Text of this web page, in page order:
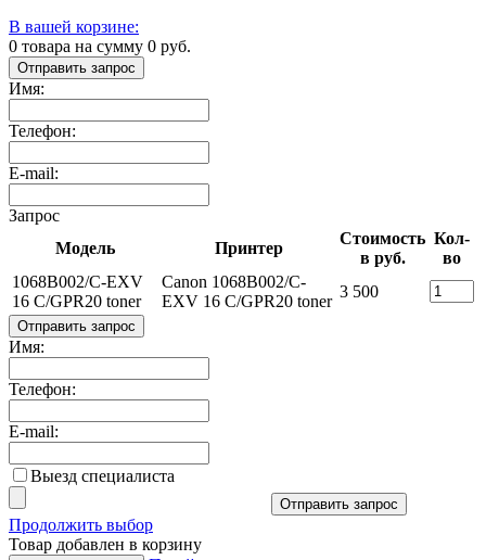
В вашей корзине:
0 товара на сумму 0 руб.
Отправить запрос
Имя:
Телефон:
E-mail:
Запрос
Модель
Принтер
Стоимость
в руб.
Кол-
во
1068B002/C-EXV
16 C/GPR20 toner
Canon 1068B002/C-
EXV 16 C/GPR20 toner
3 500
Отправить запрос
Имя:
Телефон:
E-mail:
Выезд специалиста
Отправить запрос
Продолжить выбор
Товар добавлен в корзину